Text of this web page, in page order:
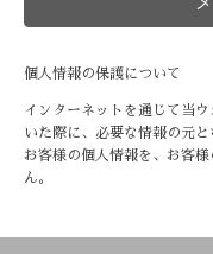
個人情報の保護について
インターネットを通じて当
いた際に、必要な情報の元
お客様の個人情報を、お客
ん。